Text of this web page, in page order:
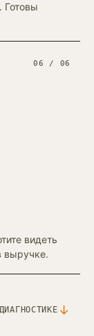
Готовы
06 / 06
видеть
выручке.
↓